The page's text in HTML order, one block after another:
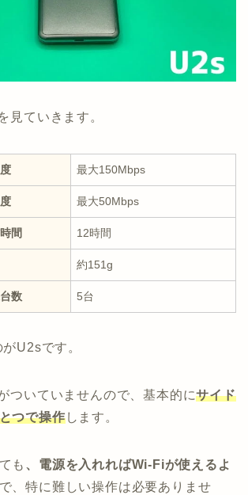
見ていきます。
最大150Mbps
最大50Mbps
間 12時間
約151g
数 5台
U2sです。
ついていませんので、基本的にサイド
つで操作します。
も 、電源を入れればWi-Fiが使えるよ
、特に難しい操作は必要ありませ